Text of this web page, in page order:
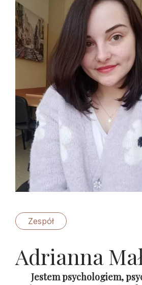
Zespół
Adrianna
Jestem psychologiem,